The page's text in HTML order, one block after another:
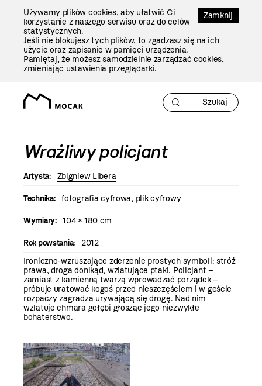
Zamknij
Używamy plików cookies, aby ułatwić Ci
korzystanie z naszego serwisu oraz do celów
statystycznych.
Jeśli nie blokujesz tych plików, to zgadzasz się na ich
użycie oraz zapisanie w pamięci urządzenia.
Pamiętaj, że możesz samodzielnie zarządzać cookies,
zmieniając ustawienia przeglądarki.
Wrażliwy policjant
Artysta: Zbigniew Libera
Technika: fotografia cyfrowa, plik cyfrowy
Wymiary: 104 × 180 cm
Rok powstania:
2012
Ironiczno-wzruszające zderzenie prostych symboli: stróż
prawa, droga donikąd, wzlatujące ptaki. Policjant –
zamiast z kamienną twarzą wprowadzać porządek –
próbuje uratować kogoś przed nieszczęściem i w geście
rozpaczy zagradza urywającą się drogę. Nad nim
wzlatuje chmara gołębi głosząc jego niezwykłe
bohaterstwo.